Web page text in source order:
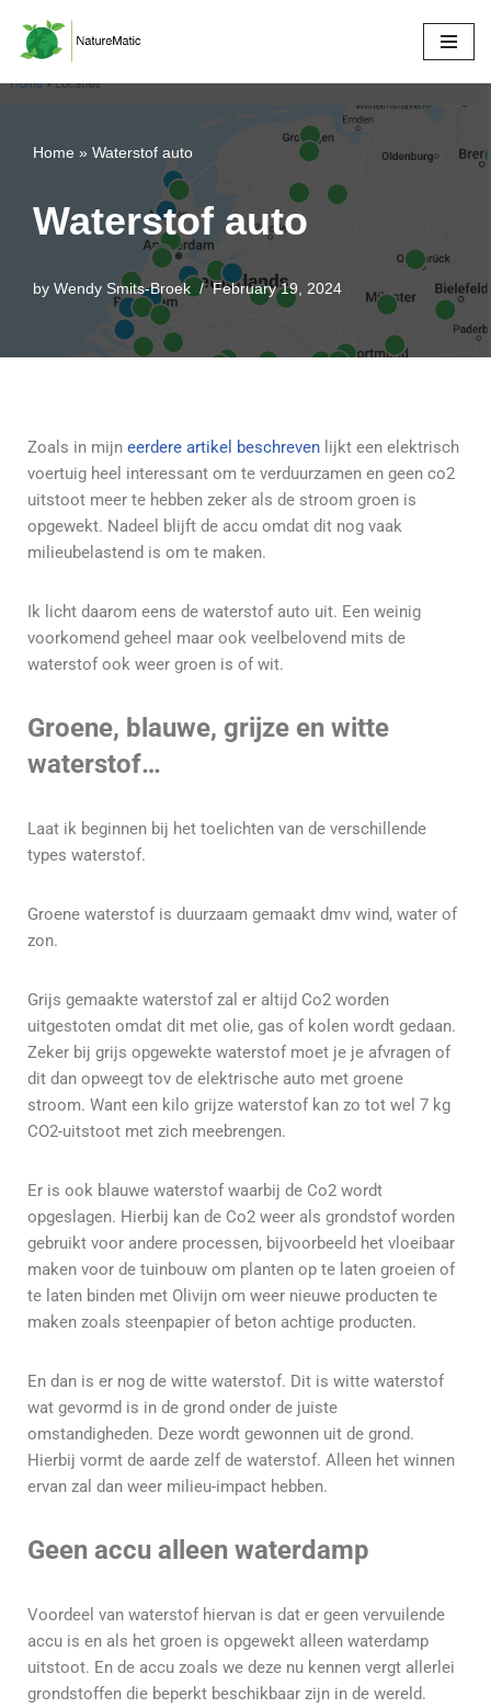
Skip
to
Home » Waterstof auto
Waterstof auto
by Wendy Smits-Broek February 19, 2024
Zoals in mijn eerdere artikel beschreven lijkt een elektrisch
voertuig heel interessant om te verduurzamen en geen co2
uitstoot meer te hebben zeker als de stroom groen is
opgewekt. Nadeel blijft de accu omdat dit nog vaak
milieubelastend is om te maken.
Ik licht daarom eens de waterstof auto uit. Een weinig
voorkomend geheel maar ook veelbelovend mits de
waterstof ook weer groen is of wit.
Groene, blauwe, grijze en witte
waterstof…
Laat ik beginnen bij het toelichten van de verschillende
types waterstof.
Groene waterstof is duurzaam gemaakt dmv wind, water of
zon.
Grijs gemaakte waterstof zal er altijd Co2 worden
uitgestoten omdat dit met olie, gas of kolen wordt gedaan.
Zeker bij grijs opgewekte waterstof moet je je afvragen of
dit dan opweegt tov de elektrische auto met groene
stroom. Want een kilo grijze waterstof kan zo tot wel 7 kg
CO2-uitstoot met zich meebrengen.
Er is ook blauwe waterstof waarbij de Co2 wordt
opgeslagen. Hierbij kan de Co2 weer als grondstof worden
gebruikt voor andere processen, bijvoorbeeld het vloeibaar
maken voor de tuinbouw om planten op te laten groeien of
te laten binden met Olivijn om weer nieuwe producten te
maken zoals steenpapier of beton achtige producten.
En dan is er nog de witte waterstof. Dit is witte waterstof
wat gevormd is in de grond onder de juiste
omstandigheden. Deze wordt gewonnen uit de grond.
Hierbij vormt de aarde zelf de waterstof. Alleen het winnen
ervan zal dan weer milieu-impact hebben.
Geen accu alleen waterdamp
Voordeel van waterstof hiervan is dat er geen vervuilende
accu is en als het groen is opgewekt alleen waterdamp
uitstoot. En de accu zoals we deze nu kennen vergt allerlei
grondstoffen die beperkt beschikbaar zijn in de wereld.